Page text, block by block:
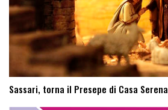
Sassari, torna il Presepe di Casa Serena